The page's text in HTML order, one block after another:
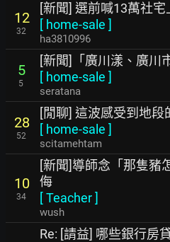
12
32
[新聞] 選前喊13萬社
[ home-sale ]
ha3810996
5
5
[新聞]「廣川漾、廣川
[ home-sale ]
seratana
28
52
[閒聊] 這波感受到地段
[ home-sale ]
scitamehtam
10
34
[新聞]導師念「那隻豬
侮
[Teacher]
wush
Re: [請益] 哪些銀行房